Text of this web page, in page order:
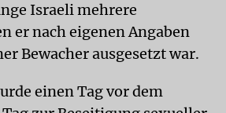
Israeli mehrere
er nach eigenen Angaben
Bewacher ausgesetzt war.
einen Tag vor dem